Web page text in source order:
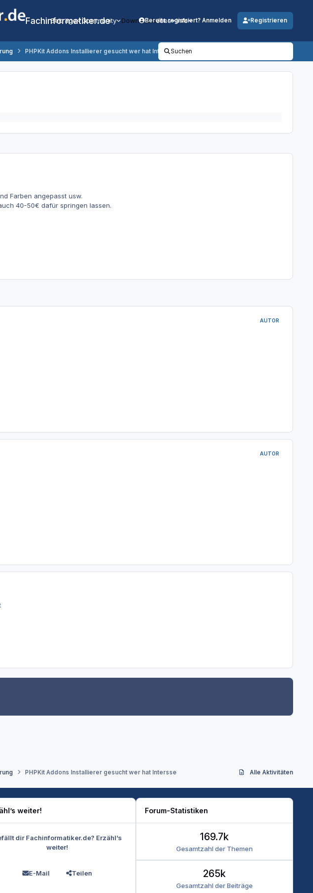
Fachinformatiker.de
Beiträge Community DownloadsJobs Info
Bereits registriert? Anmelden Registrieren
PHPKit Addons Installierer gesucht wer hat IntersseSuchen
Farben angepasst usw.
40-50€ dafür springen lassen.
AUTOR
AUTOR
PHPKit Addons Installierer gesucht wer hat Intersse Alle Aktivitäten
weiter!
dir Fachinformatiker.de? Erzähl’s
weiter!
E-Mail Teilen
Forum-Statistiken
Gesamtzahl der Themen
169.7k
Gesamtzahl der Beiträge
265k